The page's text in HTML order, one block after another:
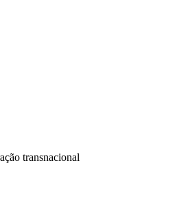
transnacional